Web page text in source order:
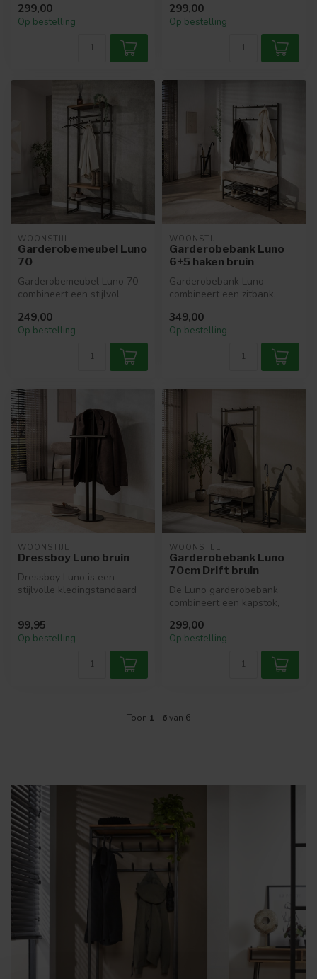
299,00
Op bestelling
gepo...
299,00
Op bestelling
WOONSTIJL
Garderobemeubel Luno
70
Garderobemeubel Luno 70
combineert een stijlvol
praktis...
249,00
Op bestelling
WOONSTIJL
Garderobebank Luno
6+5 haken bruin
Garderobebank Luno
combineert een zitbank,
ontwerp. ...
349,00
Op bestelling
WOONSTIJL
Dressboy Luno bruin
Dressboy Luno is een
stijlvolle kledingstandaard
99,95
Op bestelling
WOONSTIJL
Garderobebank Luno
70cm Drift bruin
De Luno garderobebank
combineert een kapstok,
één stij...
299,00
Op bestelling
Toon 1 - 6van 6